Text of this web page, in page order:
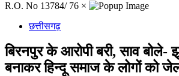
R.O. No 13784/ 76 ×
छत्तीसगढ़
बिरनपुर के आरोपी बरी, साव बोले-
बनाकर हिन्दू समाज के लोगों को